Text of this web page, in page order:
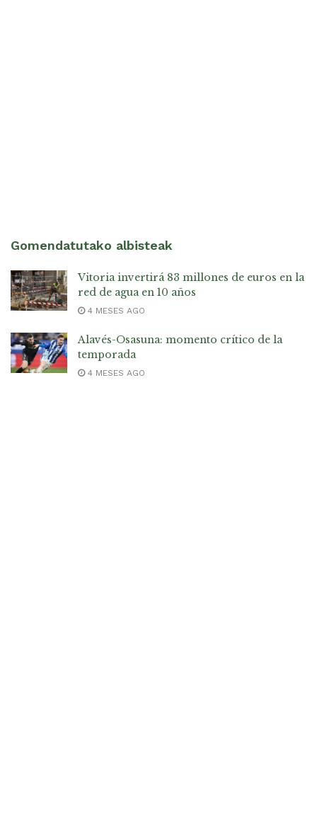
Gomendatutako albisteak
Vitoria invertirá 83 millones de euros en la
red de agua en 10 años
4 MESES AGO
Alavés-Osasuna: momento crítico de la
temporada
4 MESES AGO